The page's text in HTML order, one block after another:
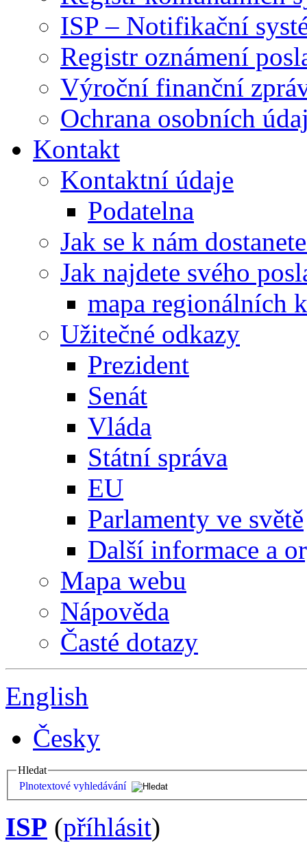
ISP – Notifikační
Registr oznámení
Výroční finanční
Ochrana osobních
Kontakt
Kontaktní údaje
Podatelna
Jak se k nám
Jak najdete svého
mapa regionálních
Užitečné odkazy
Prezident
Senát
Vláda
Státní správa
EU
Parlamenty ve světě
Další informace a
Mapa webu
Nápověda
Časté dotazy
English
Česky
Hledat
Plnotextové vyhledávání
ISP (příhlásit)